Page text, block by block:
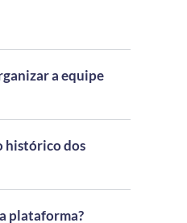
a equipe
histórico dos
plataforma?